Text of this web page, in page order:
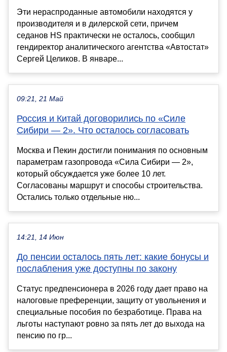
Эти нераспроданные автомобили находятся у
производителя и в дилерской сети, причем
седанов HS практически не осталось, сообщил
гендиректор аналитического агентства «Автостат»
Сергей Целиков. В январе...
09:21, 21 Май
Россия и Китай договорились по «Силе
Сибири — 2». Что осталось согласовать
Москва и Пекин достигли понимания по основным
параметрам газопровода «Сила Сибири — 2»,
который обсуждается уже более 10 лет.
Согласованы маршрут и способы строительства.
Остались только отдельные ню...
14:21, 14 Июн
До пенсии осталось пять лет: какие бонусы и
послабления уже доступны по закону
Статус предпенсионера в 2026 году дает право на
налоговые преференции, защиту от увольнения и
специальные пособия по безработице. Права на
льготы наступают ровно за пять лет до выхода на
пенсию по гр...